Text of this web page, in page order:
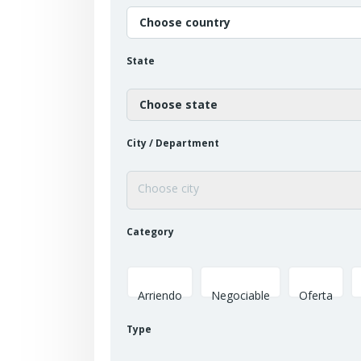
Choose country
State
Choose state
City / Department
Category
Arriendo Negociable Oferta
Type